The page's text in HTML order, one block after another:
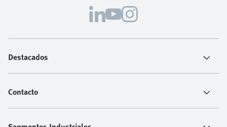
Destacados
Contacto